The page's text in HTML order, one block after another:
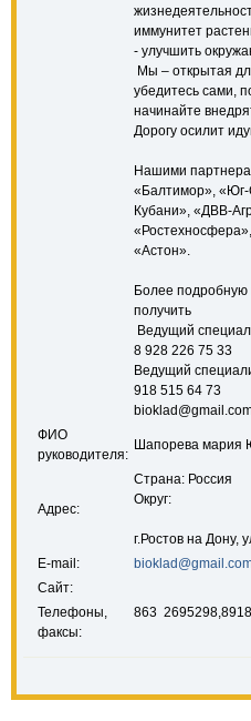
иммунитет
- улучшить
Мы – открытая
убедитесь сами,
начинайте
Дорогу осилит
Нашими
«Балтимор»,
Кубани», «ДВВ-
«Астон».
Более
получить
Ведущий
8 928 226 75 33
Ведущий
918 515 64 73
ФИО
руководителя:
Шапорева мария
Адрес:
Страна: Россия
Округ:
г.Ростов на Дону,
E-mail:
Сайт:
Телефоны,
факсы:
863